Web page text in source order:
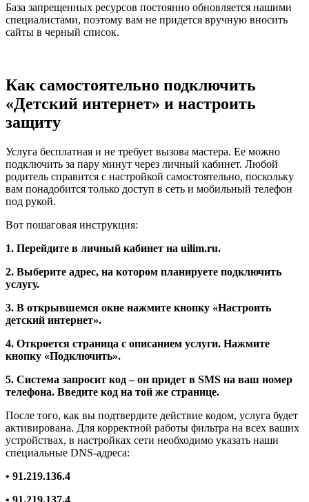
База запрещенных ресурсов постоянно обновляется нашими
специалистами, поэтому вам не придется вручную вносить
сайты в черный список.
Как самостоятельно подключить
«Детский интернет» и настроить
защиту
Услуга бесплатная и не требует вызова мастера. Ее можно
подключить за пару минут через личный кабинет. Любой
родитель справится с настройкой самостоятельно, поскольку
вам понадобится только доступ в сеть и мобильный телефон
под рукой.
Вот пошаговая инструкция:
1. Перейдите в личный кабинет на uilim.ru.
2. Выберите адрес, на котором планируете подключить
услугу.
3. В открывшемся окне нажмите кнопку «Настроить
детский интернет».
4. Откроется страница с описанием услуги. Нажмите
кнопку «Подключить».
5. Система запросит код – он придет в SMS на ваш номер
телефона. Введите код на той же странице.
После того, как вы подтвердите действие кодом, услуга будет
активирована. Для корректной работы фильтра на всех ваших
устройствах, в настройках сети необходимо указать наши
специальные DNS-адреса:
• 91.219.136.4
• 91.219.137.4